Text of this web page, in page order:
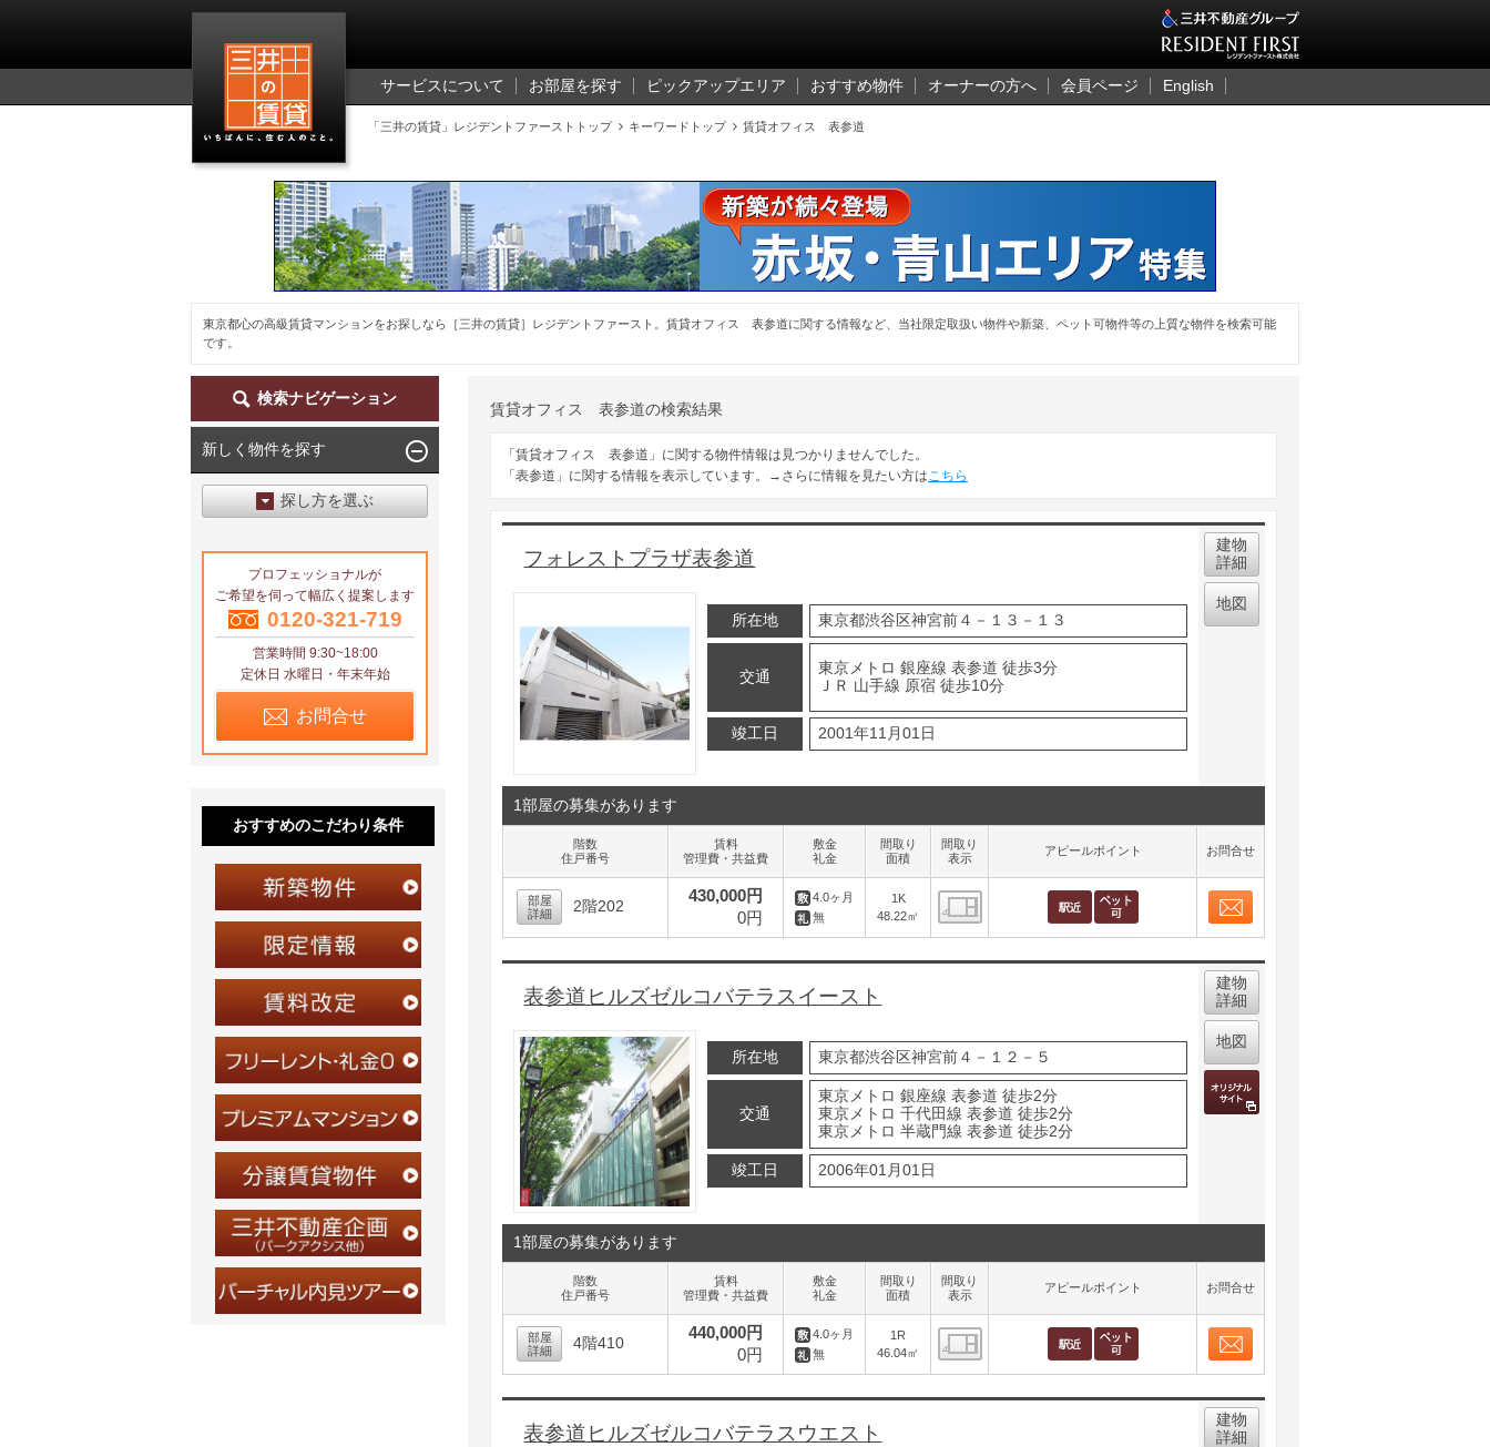
サービスについて お部屋を探す ピックアップエリア おすすめ物件 オーナーの方へ 会員ページ English
「三井の賃貸」レジデントファーストトップ  キーワードトップ  賃貸オフィス 表参道
東京都心の高級賃貸マンションをお探しなら［三井の賃貸］レジデントファースト。賃貸オフィス 表参道に関する情報など、当社限定取扱い物件や新築、ペット可物件等の上質な物件を検索可能
です。
賃貸オフィス 表参道の検索結果
「賃貸オフィス 表参道」に関する物件情報は見つかりませんでした。
「表参道」に関する情報を表示しています。→さらに情報を見たい方はこちら
フォレストプラザ表参道
所在地 東京都渋谷区神宮前４－１３－１３
交通
東京メトロ 銀座線 表参道 徒歩3分
ＪＲ 山手線 原宿 徒歩10分
竣工日 2001年11月01日
建物
詳細
地図
1部屋の募集があります
階数
住戸番号
賃料
管理費・共益費
敷金
礼金
間取り
面積
間取り
表示
アピールポイント お問合せ
部屋
詳細
2階202
430,000円
0円
4.0ヶ月
無
1K
48.22㎡
間取り表示
表参道ヒルズゼルコバテラスイースト
所在地 東京都渋谷区神宮前４－１２－５
交通
東京メトロ 銀座線 表参道 徒歩2分
東京メトロ 千代田線 表参道 徒歩2分
東京メトロ 半蔵門線 表参道 徒歩2分
竣工日 2006年01月01日
建物
詳細
地図
1部屋の募集があります
階数
住戸番号
賃料
管理費・共益費
敷金
礼金
間取り
面積
間取り
表示
アピールポイント お問合せ
部屋
詳細
4階410
440,000円
0円
4.0ヶ月
無
1R
46.04㎡
間取り表示
表参道ヒルズゼルコバテラスウエスト
建物
詳細
検索ナビゲーション
新しく物件を探す
探し方を選ぶ
区から探す
地図から探す
沿線から探す
プロフェッショナルが
ご希望を伺って幅広く提案します
0120-321-719
営業時間 9:30~18:00
定休日 水曜日・年末年始
お問合せ
おすすめのこだわり条件